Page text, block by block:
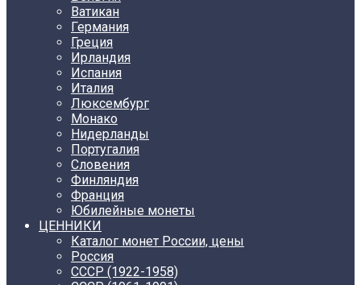
Ватикан
Германия
Греция
Ирландия
Испания
Италия
Люксембург
Монако
Нидерланды
Португалия
Словения
Финляндия
Франция
Юбилейные монеты
ЦЕННИКИ
Каталог монет России, цены
Россия
СССР (1922-1958)